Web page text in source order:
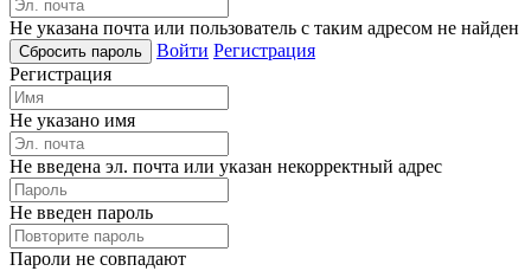
Не указана почта или пользователь с таким адресом не найден
Войти Регистрация
Регистрация
Не указано имя
Не введена эл. почта или указан некорректный адрес
Не введен пароль
Пароли не совпадают